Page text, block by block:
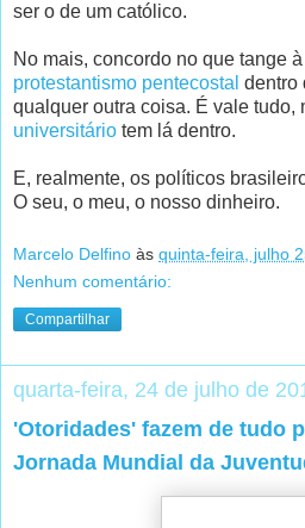
ser o de um católico.
No mais, concordo no que tange
protestantismo pentecostal dentro
qualquer outra coisa. É vale tudo,
universitário tem lá dentro.
E, realmente, os políticos
O seu, o meu, o nosso dinheiro.
Marcelo Delfino às quinta-feira, julho
Nenhum comentário:
Compartilhar
quarta-feira, 24 de julho de
'Otoridades' fazem de tudo
Jornada Mundial da